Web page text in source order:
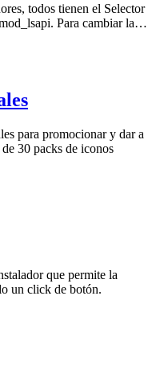
todos tienen el Selector
Para cambiar la…
para promocionar y dar a
30 packs de iconos
que permite la
un click de botón.